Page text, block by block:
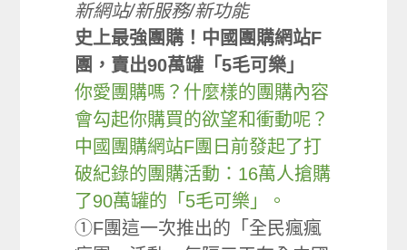
新網站/新服務/新功能
史上最強團購！中國團購網站F
團，賣出90萬罐「5毛可樂」
你愛團購嗎？什麼樣的團購內容
會勾起你購買的欲望和衝動呢？
中國團購網站F團日前發起了打
破紀錄的團購活動：16萬人搶購
了90萬罐的「5毛可樂」。
①F團這一次推出的「全民瘋瘋